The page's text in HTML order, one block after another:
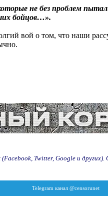
не без проблем
бойцов…».
вой о том, что наши
Twitter, Google и других).